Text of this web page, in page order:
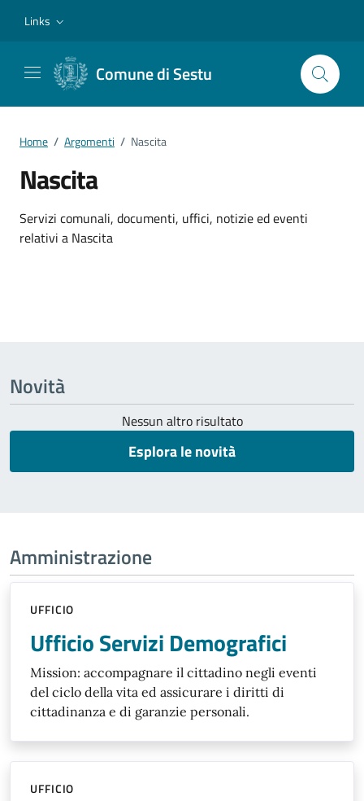
Links
Comune di Sestu
Home / Argomenti / Nascita
Nascita
Dettagli dell'argomento
Servizi comunali, documenti, uffici, notizie ed eventi
relativi a Nascita
Novità
Nessun altro risultato
Esplora le novità
Amministrazione
UFFICIO
Ufficio Servizi Demografici
Mission: accompagnare il cittadino negli eventi
del ciclo della vita ed assicurare i diritti di
cittadinanza e di garanzie personali.
UFFICIO